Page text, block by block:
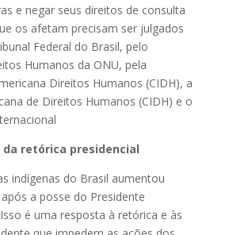
e negar seus direitos de consulta
os afetam precisam ser julgados
Federal do Brasil, pelo
Humanos da ONU, pela
Direitos Humanos (CIDH), a
de Direitos Humanos (CIDH) e o
da retórica presidencial
indígenas do Brasil aumentou
a posse do Presidente
é uma resposta à retórica e às